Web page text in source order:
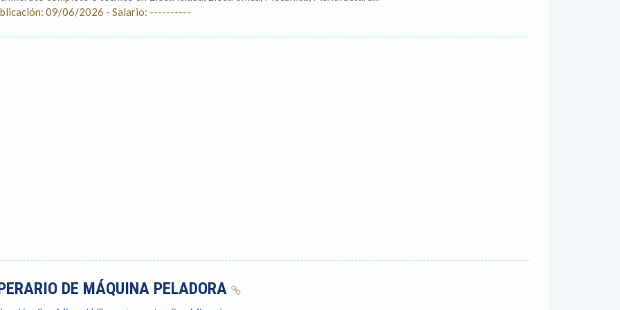
09/06/2026 - Salario: ----------
DE MÁQUINA PELADORA